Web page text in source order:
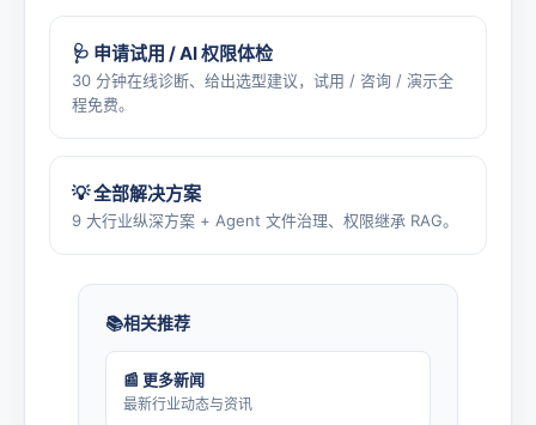
🩺 申请试用 / AI 权限体检
30 分钟在线诊断、给出选型建议，试用 / 咨询 / 演示全
程免费。
💡 全部解决方案
9 大行业纵深方案 + Agent 文件治理、权限继承 RAG。
相关推荐
📰 更多新闻
最新行业动态与资讯